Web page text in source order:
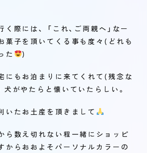
際には、 「これ、ご両親へ」なー
菓子を頂いてくる事も度々(どれも
た
)
にもお泊まりに来てくれて(残念な
犬がやたらと懐いていたらしい。
いたお土産を頂きまして
ら数え切れない程一緒にショッピ
からおおよそパーソナルカラーの